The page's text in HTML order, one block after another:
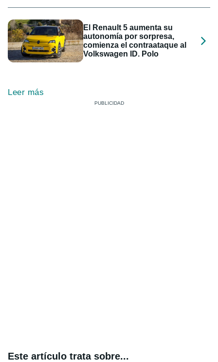
El Renault 5 aumenta su
autonomía por sorpresa,
comienza el contraataque al
Volkswagen ID. Polo
Leer más
Este artículo trata sobre...